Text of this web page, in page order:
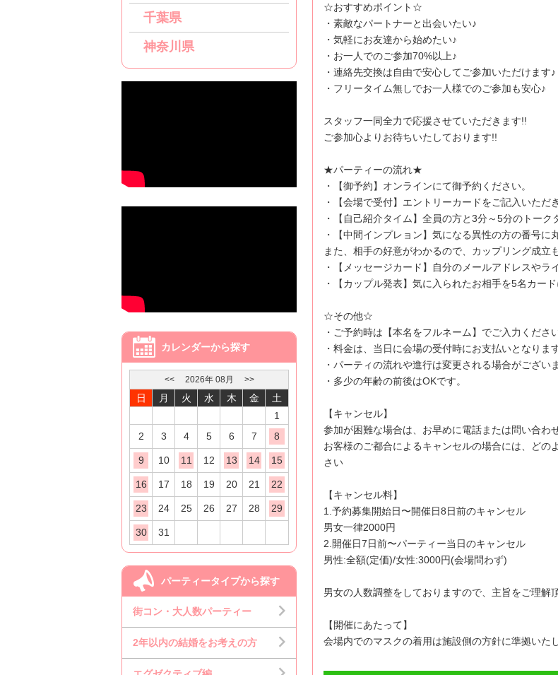
千葉県
神奈川県
カレンダーから探す
<< 2026年 08 月 >>
日 月 火 水 木 金
土
1
2
3 4 5 6 7 8
9 10 11 12 13 14 15
16 17 18 19 20 21 22
23 24 25 26 27 28 29
30 31
パーティータイプから探す
街コン・大人数パーティー
2年以内の結婚をお考えの方
☆おすすめポイント☆
・素敵なパートナーと出会いたい♪
・気軽にお友達から始めたい♪
・お一人でのご参加70%以上♪
・連絡先交換は自由で安心してご参加いただけます♪
・フリータイム無しでお一人様でのご参加も安心♪
スタッフ一同全力で応援させていただきます!!
ご参加心よりお待ちいたしております!!
★パーティーの流れ★
・【御予約】オンラインにて御予約ください。
・【会場で受付】エントリーカードをご記入いただ
・【自己紹介タイム】全員の方と3分～5分のトーク
・【中間インプレョン】気になる異性の方の番号に
また、相手の好意がわかるので、カップリング成立
・【メッセージカード】自分のメールアドレスやラ
・【カップル発表】気に入られたお相手を5名カー
☆その他☆
・ご予約時は【本名をフルネーム】でご入力ください
・料金は、当日に会場の受付時にお支払いとなります
・パーティの流れや進行は変更される場合がございま
・多少の年齢の前後はOKです。
【キャンセル】
参加が困難な場合は、お早めに電話または問い合わ
お客様のご都合によるキャンセルの場合には、ど
さい
【キャンセル料】
1.予約募集開始日〜開催日8日前のキャンセル
男女一律2000円
2.開催日7日前〜パーティー当日のキャンセル
男性:全額(定価)/女性:3000円(会場問わず)
男女の人数調整をしておりますので、主旨をご理解
【開催にあたって】
会場内でのマスクの着用は施設側の方針に準拠いた